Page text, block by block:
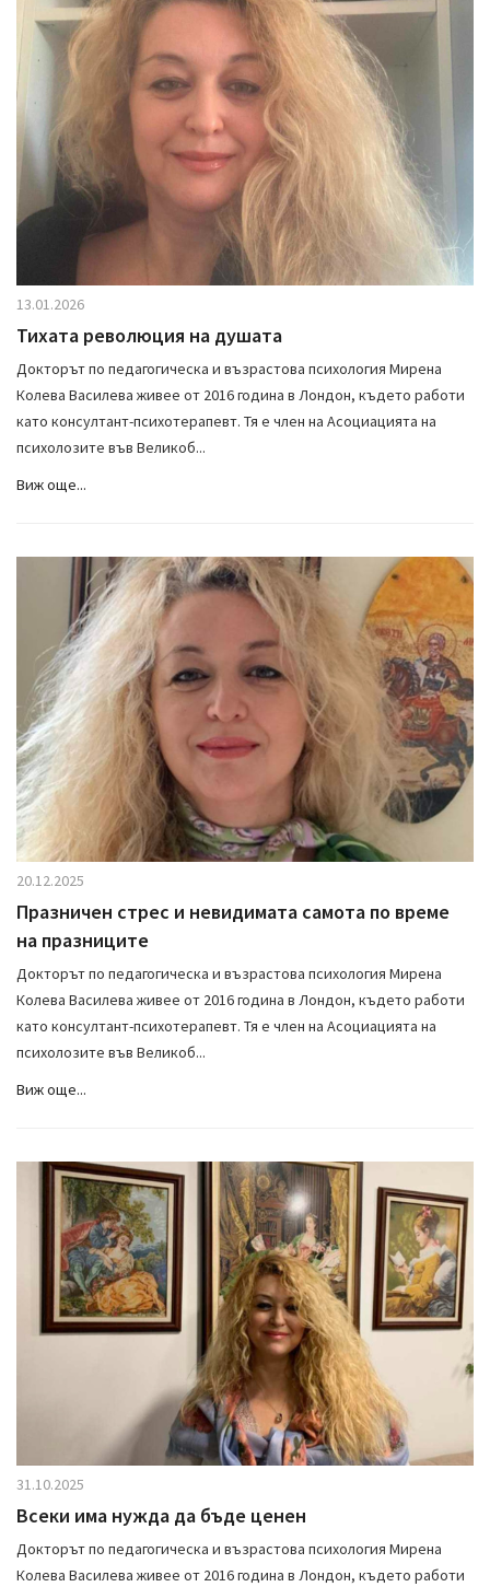
13.01.2026
Тихата революция на душата
Докторът по педагогическа и възрастова психология Мирена
Колева Василева живее от 2016 година в Лондон, където работи
като консултант-психотерапевт. Тя е член на Асоциацията на
психолозите във Великоб...
Виж още...
20.12.2025
Празничен стрес и невидимата самота по време
на празниците
Докторът по педагогическа и възрастова психология Мирена
Колева Василева живее от 2016 година в Лондон, където работи
като консултант-психотерапевт. Тя е член на Асоциацията на
психолозите във Великоб...
Виж още...
31.10.2025
Всеки има нужда да бъде ценен
Докторът по педагогическа и възрастова психология Мирена
Колева Василева живее от 2016 година в Лондон, където работи